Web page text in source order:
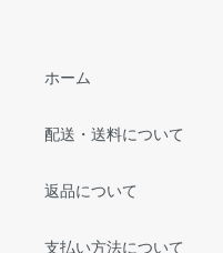
ホーム
配送・送料について
返品について
支払い方法について